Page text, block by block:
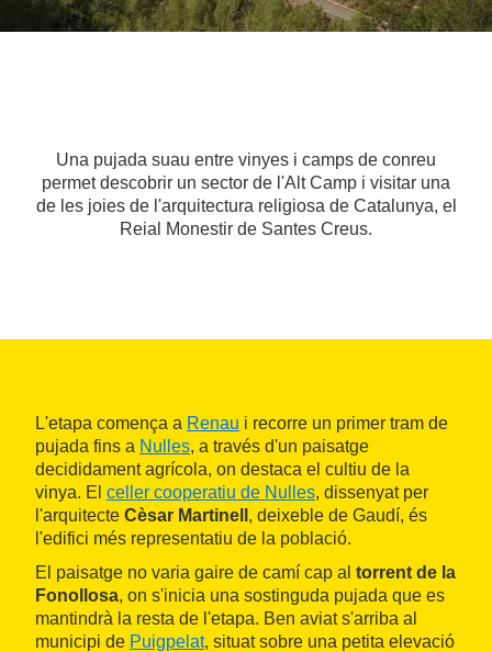
Una pujada suau entre vinyes i camps de conreu
permet descobrir un sector de l'Alt Camp i visitar una
de les joies de l'arquitectura religiosa de Catalunya, el
Reial Monestir de Santes Creus.
L'etapa comença a Renau i recorre un primer tram de
pujada fins a Nulles, a través d'un paisatge
decididament agrícola, on destaca el cultiu de la
vinya. El celler cooperatiu de Nulles, dissenyat per
l'arquitecte Cèsar Martinell , deixeble de Gaudí, és
l'edifici més representatiu de la població.
El paisatge no varia gaire de camí cap al torrent de la
Fonollosa, on s'inicia una sostinguda pujada que es
mantindrà la resta de l'etapa. Ben aviat s'arriba al
municipi de Puigpelat, situat sobre una petita elevació